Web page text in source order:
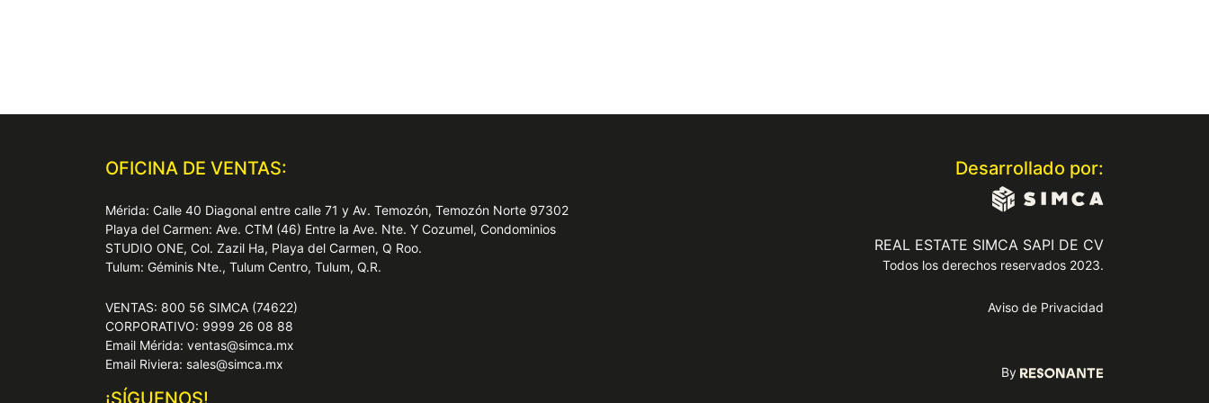
OFICINA DE VENTAS:
Mérida: Calle 40 Diagonal entre calle 71 y Av. Temozón, Temozón Norte 97302
Playa del Carmen: Ave. CTM (46) Entre la Ave. Nte. Y Cozumel, Condominios
STUDIO ONE, Col. Zazil Ha, Playa del Carmen, Q Roo.
Tulum: Géminis Nte., Tulum Centro, Tulum, Q.R.
VENTAS: 800 56 SIMCA (74622)
CORPORATIVO: 9999 26 08 88
Email Mérida: ventas@simca.mx
Email Riviera: sales@simca.mx
¡SÍGUENOS!
Desarrollado por:
REAL ESTATE SIMCA SAPI DE CV
Todos los derechos reservados 2023.
Aviso de Privacidad
By